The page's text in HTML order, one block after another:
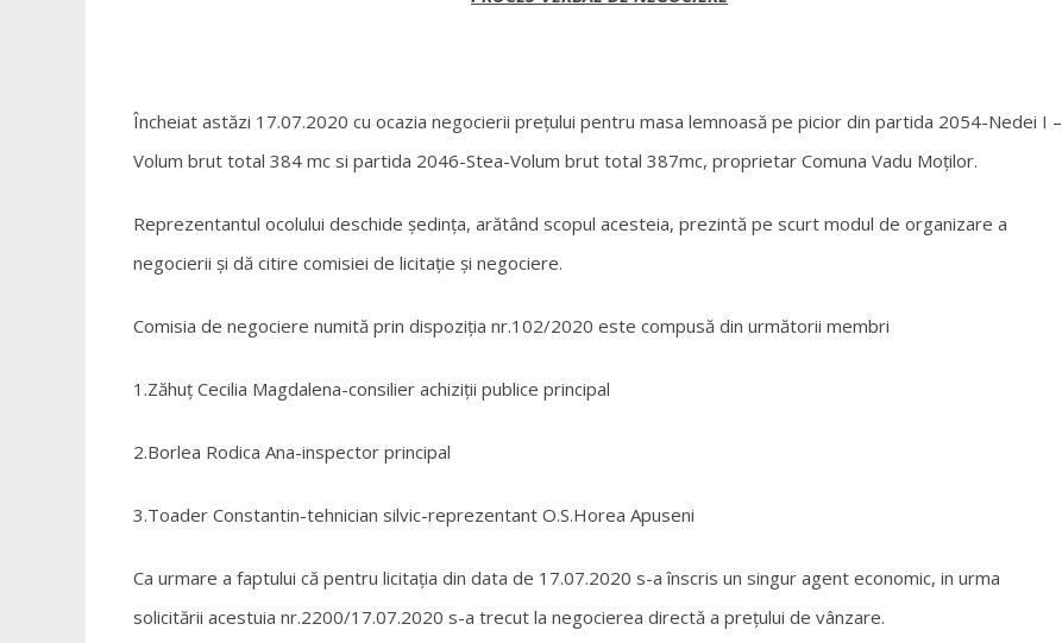
Încheiat astăzi 17.07.2020 cu ocazia negocierii prețului pentru masa lemnoasă pe picior din partida 2054-Nedei I –
Volum brut total 384 mc si partida 2046-Stea-Volum brut total 387mc, proprietar Comuna Vadu Moților.
Reprezentantul ocolului deschide ședința, arătând scopul acesteia, prezintă pe scurt modul de organizare a
negocierii și dă citire comisiei de licitație și negociere.
Comisia de negociere numită prin dispoziția nr.102/2020 este compusă din următorii membri
1.Zăhuț Cecilia Magdalena-consilier achiziții publice principal
2.Borlea Rodica Ana-inspector principal
3.Toader Constantin-tehnician silvic-reprezentant O.S.Horea Apuseni
Ca urmare a faptului că pentru licitația din data de 17.07.2020 s-a înscris un singur agent economic, in urma
solicitării acestuia nr.2200/17.07.2020 s-a trecut la negocierea directă a prețului de vânzare.